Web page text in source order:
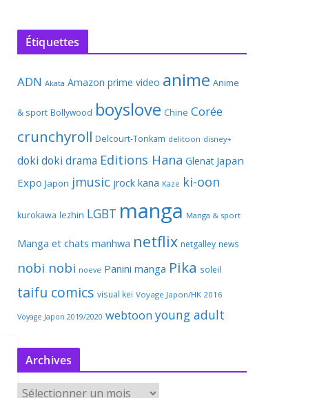
Étiquettes
ADN Akata Amazon prime video anime Anime
& sport Bollywood boyslove Chine Corée
crunchyroll Delcourt-Tonkam delitoon disney+
doki doki drama Editions Hana Glenat Japan
Expo Japon jmusic jrock kana Kaze ki-oon
kurokawa lezhin LGBT manga Manga & sport
Manga et chats manhwa netflix netgalley news
nobi nobi noeve Panini manga Pika soleil
taifu comics visual kei Voyage Japon/HK 2016
Voyage Japon 2019/2020 webtoon young adult
Archives